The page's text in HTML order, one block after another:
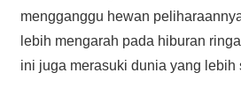
mengganggu hewan
lebih mengarah pada hiburan
ini juga merasuki dunia yang lebih